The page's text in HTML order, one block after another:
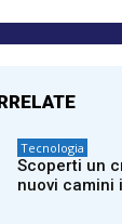
Tecnologia
Scoperti un
nuovi camini